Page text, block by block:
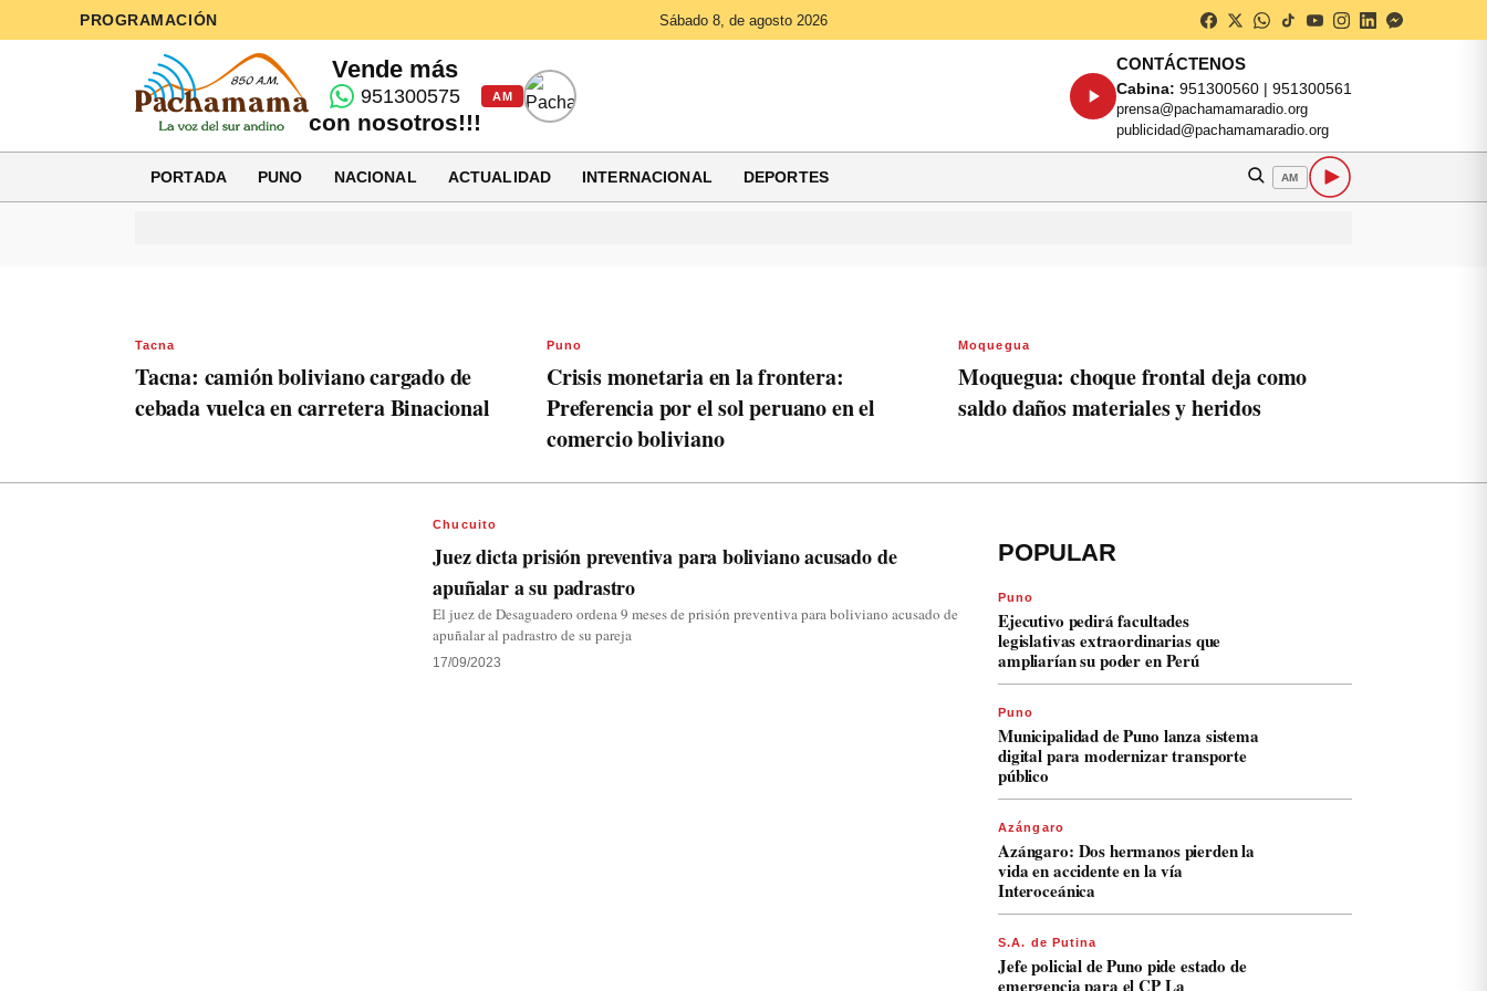
PROGRAMACIÓN Sábado 8, de agosto 2026
Vende más
951300575
con nosotros!!!
AM
CONTÁCTENOS
Cabina: 951300560 | 951300561
prensa@pachamamaradio.org
publicidad@pachamamaradio.org
PORTADA PUNO NACIONAL ACTUALIDAD INTERNACIONAL DEPORTES AM
Tacna
Tacna: camión boliviano cargado de
cebada vuelca en carretera Binacional
Puno
Crisis monetaria en la frontera:
Preferencia por el sol peruano en el
comercio boliviano
Moquegua
Moquegua: choque frontal deja como
saldo daños materiales y heridos
Chucuito
Juez dicta prisión preventiva para boliviano acusado de
apuñalar a su padrastro
El juez de Desaguadero ordena 9 meses de prisión preventiva para boliviano acusado de
apuñalar al padrastro de su pareja
17/09/2023
POPULAR
Puno
Ejecutivo pedirá facultades
legislativas extraordinarias que
ampliarían su poder en Perú
Puno
Municipalidad de Puno lanza sistema
digital para modernizar transporte
público
Azángaro
Azángaro: Dos hermanos pierden la
vida en accidente en la vía
Interoceánica
S.A. de Putina
Jefe policial de Puno pide estado de
emergencia para el CP La